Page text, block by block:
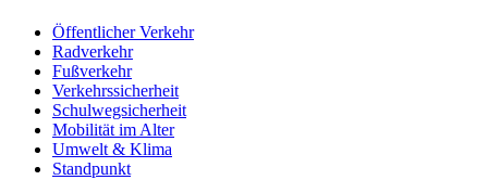
Öffentlicher Verkehr
Radverkehr
Fußverkehr
Verkehrssicherheit
Schulwegsicherheit
Mobilität im Alter
Umwelt & Klima
Standpunkt